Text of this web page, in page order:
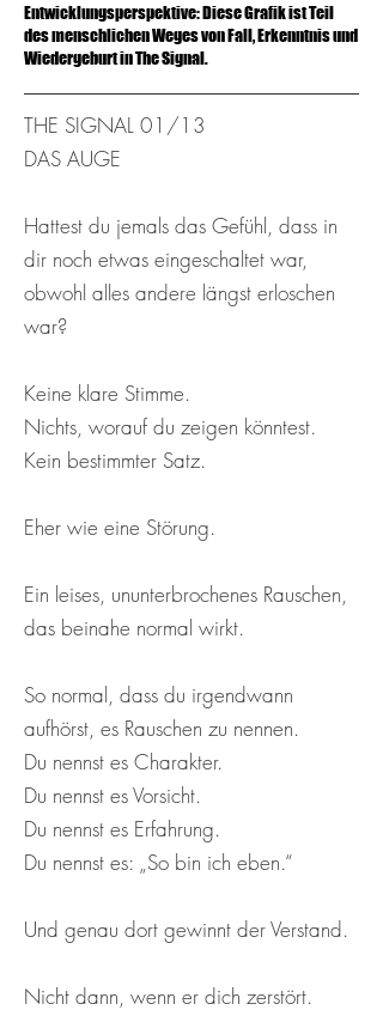
Entwicklungsperspektive: Diese Grafik ist Teil
des menschlichen Weges von Fall, Erkenntnis und
Wiedergeburt in The Signal.
THE SIGNAL 01/13
DAS AUGE
Hattest du jemals das Gefühl, dass in
dir noch etwas eingeschaltet war,
obwohl alles andere längst erloschen
war?
Keine klare Stimme.
Nichts, worauf du zeigen könntest.
Kein bestimmter Satz.
Eher wie eine Störung.
Ein leises, ununterbrochenes Rauschen,
das beinahe normal wirkt.
So normal, dass du irgendwann
aufhörst, es Rauschen zu nennen.
Du nennst es Charakter.
Du nennst es Vorsicht.
Du nennst es Erfahrung.
Du nennst es: „So bin ich eben.“
Und genau dort gewinnt der Verstand.
Nicht dann, wenn er dich zerstört.